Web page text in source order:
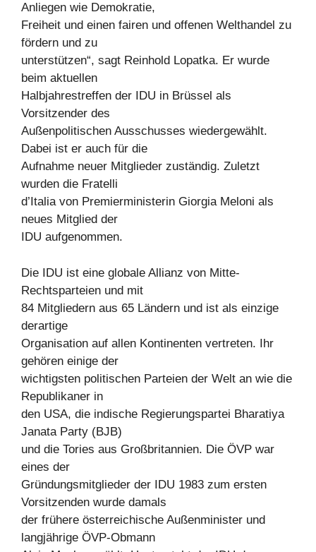
Anliegen wie Demokratie,
Freiheit und einen fairen und offenen Welthandel zu
fördern und zu
unterstützen“, sagt Reinhold Lopatka. Er wurde
beim aktuellen
Halbjahrestreffen der IDU in Brüssel als
Vorsitzender des
Außenpolitischen Ausschusses wiedergewählt.
Dabei ist er auch für die
Aufnahme neuer Mitglieder zuständig. Zuletzt
wurden die Fratelli
d’Italia von Premierministerin Giorgia Meloni als
neues Mitglied der
IDU aufgenommen.
Die IDU ist eine globale Allianz von Mitte-
Rechtsparteien und mit
84 Mitgliedern aus 65 Ländern und ist als einzige
derartige
Organisation auf allen Kontinenten vertreten. Ihr
gehören einige der
wichtigsten politischen Parteien der Welt an wie die
Republikaner in
den USA, die indische Regierungspartei Bharatiya
Janata Party (BJB)
und die Tories aus Großbritannien. Die ÖVP war
eines der
Gründungsmitglieder der IDU 1983 zum ersten
Vorsitzenden wurde damals
der frühere österreichische Außenminister und
langjährige ÖVP-Obmann